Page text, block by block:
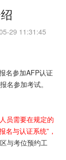
29 11:31:45
名参加AFP认证
名参加考试。
员需要在规定的
名与认证系统”，
与考位预约工